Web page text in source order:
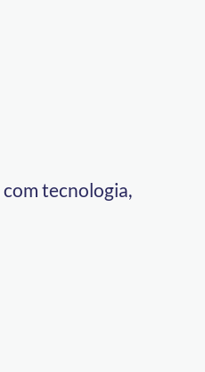
tecnologia,